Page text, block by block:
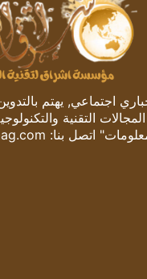
اجتماعي, يهتم
التقنية
اتصل بنا: